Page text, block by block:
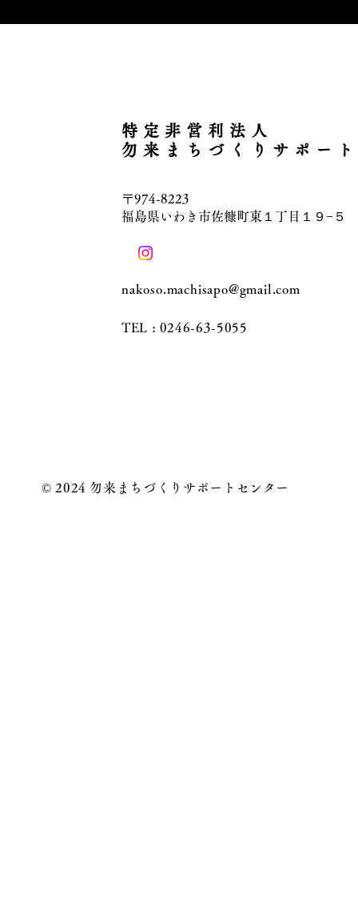
特定非営利法人
勿来まちづくりサポー
〒974-8223
福島県いわき市佐糠町東１丁目１９−５
nakoso.machisapo@gmail.com
TEL : 0246-63-5055
© 2024 勿来まちづくりサポートセンター